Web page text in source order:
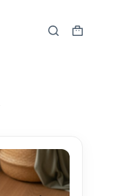
Shopping